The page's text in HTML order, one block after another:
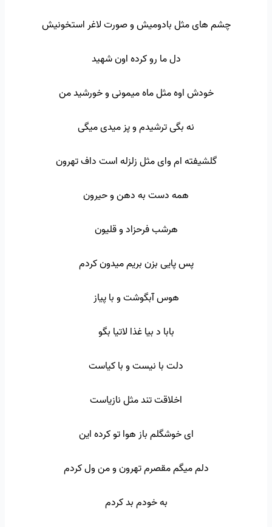
چشم های مثل بادومیش و صورت لاغر استخونیش
دل ما رو کرده اون شهید
خودش اوه مثل ماه میمونی و خورشید من
نه بگی ترشیدم و پز میدی میگی
گلشیفته ام وای مثل زلزله است داف تهرون
همه دست به دهن و حیرون
هرشب فرحزاد و قلیون
پس پایی بزن بریم میدون کردم
هوس آبگوشت و با پیاز
بابا د بیا غذا لاتیا بگو
دلت با نیست و با کیاست
اخلاقت تند مثل نازیاست
ای خوشگلم باز هوا تو کرده این
دلم میگم مقصرم تهرون و من ول کردم
به خودم بد کردم